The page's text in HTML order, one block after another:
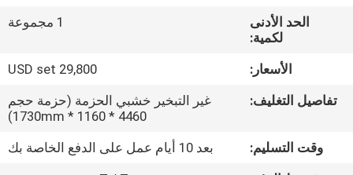
جولة
المعمل
ضبط
الجودة
الحد الأدنى
لكمية:
1 مجموعة
الأسعار:
29,800 USD set
تفاصيل التغليف:
غير التبخير خشبي الحزمة (حزمة حجم
4460 * 1160 * 1730mm)
وقت التسليم:
بعد 10 أيام عمل على الدفع الخاصة بك